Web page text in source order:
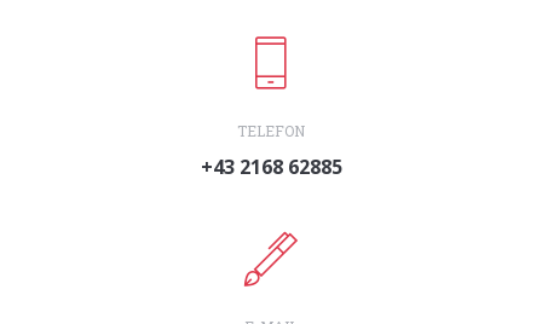
TELEFON
+43 2168 62885